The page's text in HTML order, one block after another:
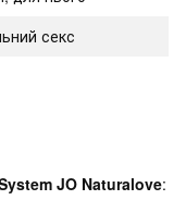
секс
JO Naturalove: